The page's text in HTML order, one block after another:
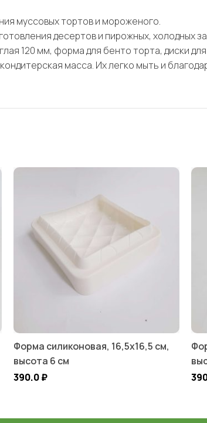
муссовых тортов и мороженого.
десертов и пирожных, холодных
120 мм, форма для бенто торта, диски
масса. Их легко мыть и
Форма силиконовая, 16,5х16,5 см,
высота 6 см
390.0₽